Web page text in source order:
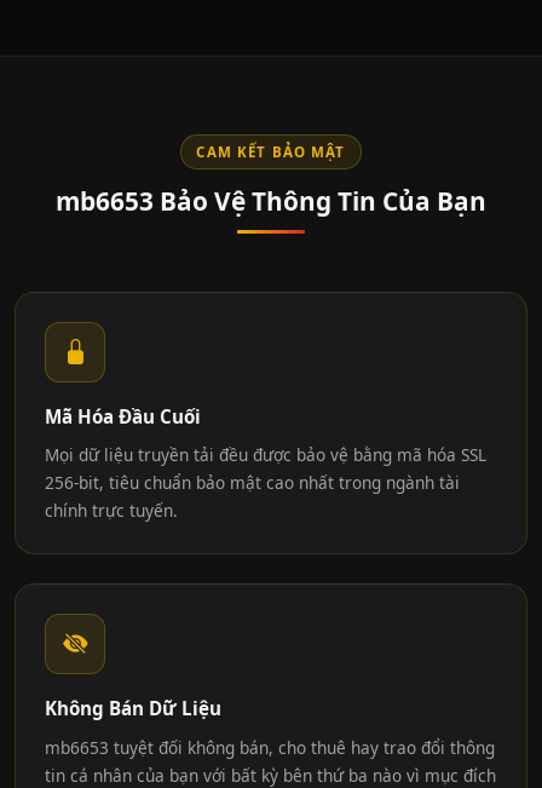
CAM KẾT BẢO MẬT
mb6653 Bảo Vệ Thông Tin Của Bạn
Mã Hóa Đầu Cuối
Mọi dữ liệu truyền tải đều được bảo vệ bằng mã hóa SSL
256-bit, tiêu chuẩn bảo mật cao nhất trong ngành tài
chính trực tuyến.
Không Bán Dữ Liệu
mb6653 tuyệt đối không bán, cho thuê hay trao đổi thông
tin cá nhân của bạn với bất kỳ bên thứ ba nào vì mục đích